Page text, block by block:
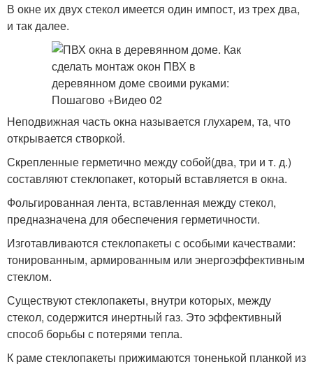
В окне их двух стекол имеется один импост, из трех два,
и так далее.
Неподвижная часть окна называется глухарем, та, что
открывается створкой.
Скрепленные герметично между собой(два, три и т. д.)
составляют стеклопакет, который вставляется в окна.
Фольгированная лента, вставленная между стекол,
предназначена для обеспечения герметичности.
Изготавливаются стеклопакеты с особыми качествами:
тонированным, армированным или энергоэффективным
стеклом.
Существуют стеклопакеты, внутри которых, между
стекол, содержится инертный газ. Это эффективный
способ борьбы с потерями тепла.
К раме стеклопакеты прижимаются тоненькой планкой из